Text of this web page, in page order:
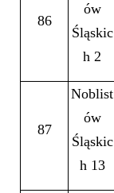
86
ów
Śląskic
h 2
87
Noblist
ów
Śląskic
h 13